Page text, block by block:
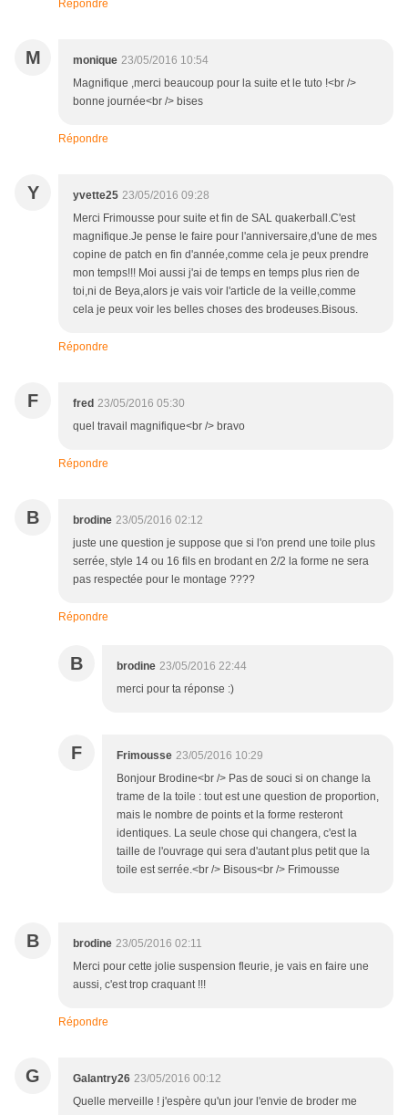
Répondre
M monique 23/05/2016 10:54
Magnifique ,merci beaucoup pour la suite et le tuto !<br />
bonne journée<br /> bises
Répondre
Y yvette25 23/05/2016 09:28
Merci Frimousse pour suite et fin de SAL quakerball.C'est
magnifique.Je pense le faire pour l'anniversaire,d'une de mes
copine de patch en fin d'année,comme cela je peux prendre
mon temps!!! Moi aussi j'ai de temps en temps plus rien de
toi,ni de Beya,alors je vais voir l'article de la veille,comme
cela je peux voir les belles choses des brodeuses.Bisous.
Répondre
F fred 23/05/2016 05:30
quel travail magnifique<br /> bravo
Répondre
B brodine 23/05/2016 02:12
juste une question je suppose que si l'on prend une toile plus
serrée, style 14 ou 16 fils en brodant en 2/2 la forme ne sera
pas respectée pour le montage ????
Répondre
B brodine 23/05/2016 22:44
merci pour ta réponse :)
F Frimousse 23/05/2016 10:29
Bonjour Brodine<br /> Pas de souci si on change la
trame de la toile : tout est une question de proportion,
mais le nombre de points et la forme resteront
identiques. La seule chose qui changera, c'est la
taille de l'ouvrage qui sera d'autant plus petit que la
toile est serrée.<br /> Bisous<br /> Frimousse
B brodine 23/05/2016 02:11
Merci pour cette jolie suspension fleurie, je vais en faire une
aussi, c'est trop craquant !!!
Répondre
G Galantry26 23/05/2016 00:12
Quelle merveille ! j'espère qu'un jour l'envie de broder me